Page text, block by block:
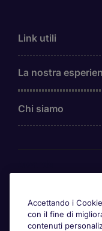
Link utili
La nostra
Chi siamo
Accettando i
con il fine di
contenuti